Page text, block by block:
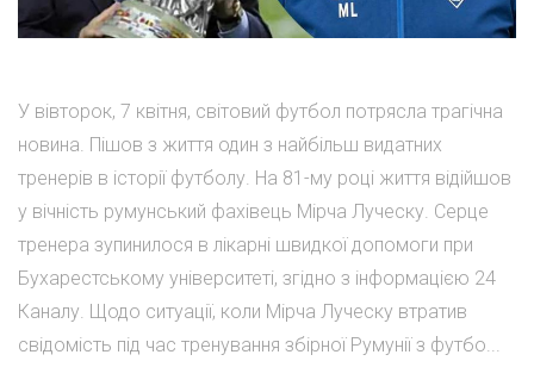
У вівторок, 7 квітня, світовий футбол потрясла трагічна
новина. Пішов з життя один з найбільш видатних
тренерів в історії футболу. На 81-му році життя відійшов
у вічність румунський фахівець Мірча Луческу. Серце
тренера зупинилося в лікарні швидкої допомоги при
Бухарестському університеті, згідно з інформацією 24
Каналу. Щодо ситуації, коли Мірча Луческу втратив
свідомість під час тренування збірної Румунії з футбо...